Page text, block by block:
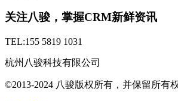
关注八骏，掌握CRM新鲜资讯
TEL:155 5819 1031
杭州八骏科技有限公司
©2013-2024 八骏版权所有，并保留所有权